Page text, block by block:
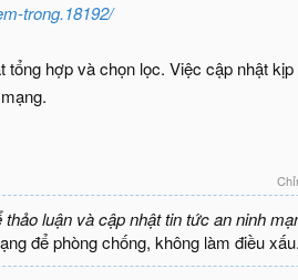
trong.18192/
hợp và chọn lọc. Việc cập nhật
luận và cập nhật tin tức an ninh
để phòng chống, không làm điều xấu.